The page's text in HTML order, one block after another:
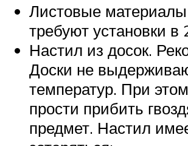
Листовые
требуют установки в
Настил из досок.
Доски не
температур. При
прости прибить
предмет. Настил